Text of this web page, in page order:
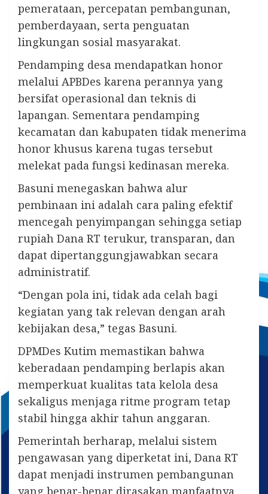
pemerataan, percepatan pembangunan,
pemberdayaan, serta penguatan
lingkungan sosial masyarakat.
Pendamping desa mendapatkan honor
melalui APBDes karena perannya yang
bersifat operasional dan teknis di
lapangan. Sementara pendamping
kecamatan dan kabupaten tidak menerima
honor khusus karena tugas tersebut
melekat pada fungsi kedinasan mereka.
Basuni menegaskan bahwa alur
pembinaan ini adalah cara paling efektif
mencegah penyimpangan sehingga setiap
rupiah Dana RT terukur, transparan, dan
dapat dipertanggungjawabkan secara
administratif.
“Dengan pola ini, tidak ada celah bagi
kegiatan yang tak relevan dengan arah
kebijakan desa,” tegas Basuni.
DPMDes Kutim memastikan bahwa
keberadaan pendamping berlapis akan
memperkuat kualitas tata kelola desa
sekaligus menjaga ritme program tetap
stabil hingga akhir tahun anggaran.
Pemerintah berharap, melalui sistem
pengawasan yang diperketat ini, Dana RT
dapat menjadi instrumen pembangunan